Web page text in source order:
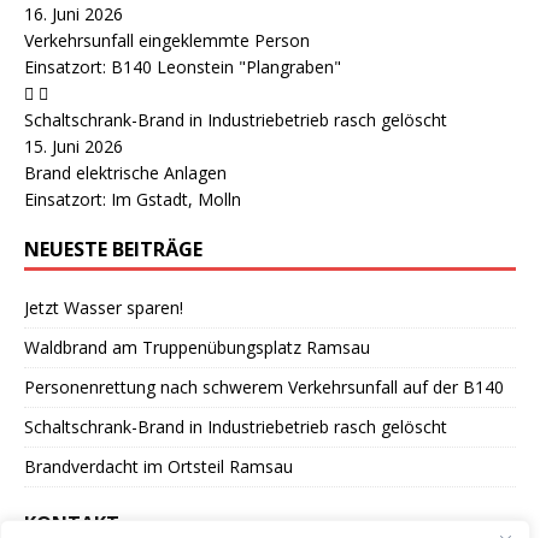
16. Juni 2026
Verkehrsunfall eingeklemmte Person
Einsatzort: B140 Leonstein "Plangraben"
Schaltschrank-Brand in Industriebetrieb rasch gelöscht
15. Juni 2026
Brand elektrische Anlagen
Einsatzort: Im Gstadt, Molln
NEUESTE BEITRÄGE
Jetzt Wasser sparen!
Waldbrand am Truppenübungsplatz Ramsau
Personenrettung nach schwerem Verkehrsunfall auf der B140
Schaltschrank-Brand in Industriebetrieb rasch gelöscht
Brandverdacht im Ortsteil Ramsau
KONTAKT